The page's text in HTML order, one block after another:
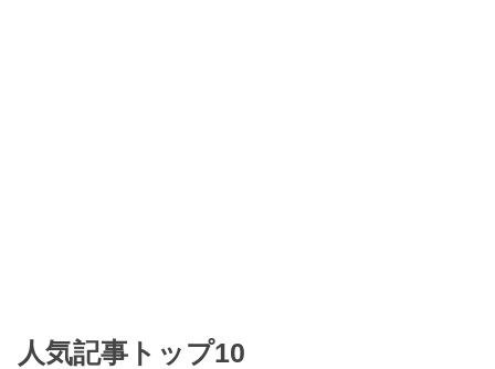
人気記事トップ10